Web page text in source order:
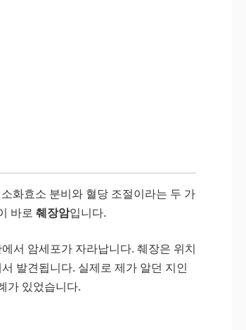
화효소 분비와 혈당 조절이라는 두 가
바로 췌장암입니다.
서 암세포가 자라납니다. 췌장은 위치
발견됩니다. 실제로 제가 알던 지인
가 있었습니다.